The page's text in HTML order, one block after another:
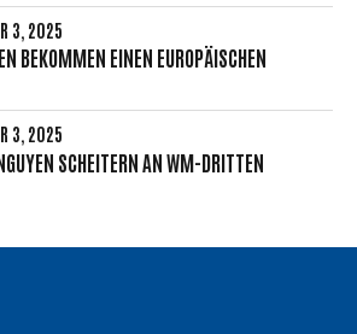
3, 2025
BEKOMMEN EINEN EUROPÄISCHEN
3, 2025
SCHEITERN AN WM-DRITTEN